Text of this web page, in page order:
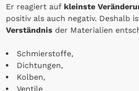
Er reagiert auf kleinste
positiv als auch negativ. Deshalb
Verständnis der Materialien
Schmierstoffe,
Dichtungen,
Kolben,
Ventile